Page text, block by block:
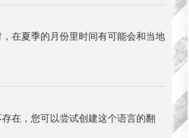
在夏季的月份里时间有可能会和当地
在，您可以尝试创建这个语言的翻